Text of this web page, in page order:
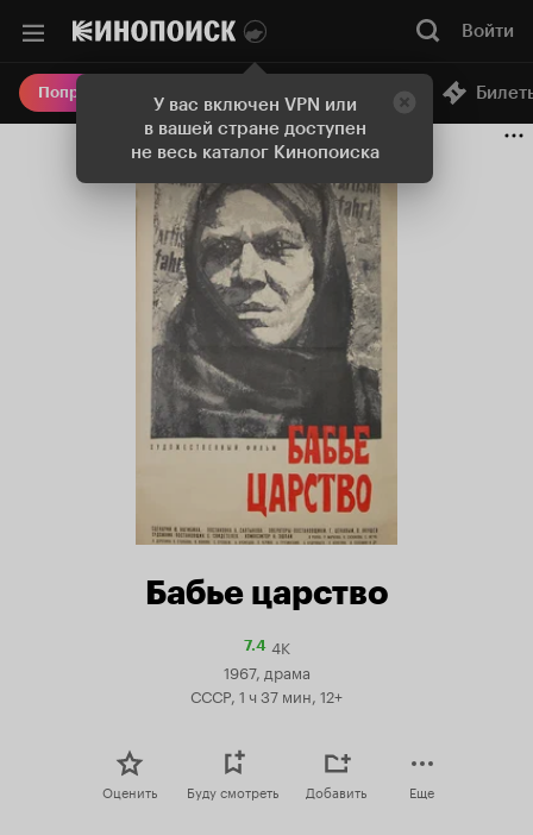
У вас включен VPN или
в вашей стране доступен
не весь каталог Кинопоиска
Войти
Попробовать Плюс Онлайн-кинотеатр
Бабье царство
7.4Рейтинг
Кинопоиска
7.4
4K
1967, драма
СССР, 1 ч 37 мин, 12+
Оценить Буду смотреть Добавить Еще